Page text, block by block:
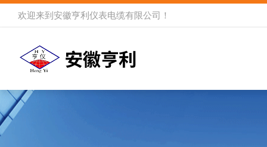
欢迎来到 安徽亨利仪表电缆有限公司 ！